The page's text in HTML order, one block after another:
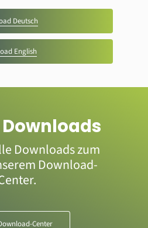
Deutsch
English
Downloads zum
Download-
Center